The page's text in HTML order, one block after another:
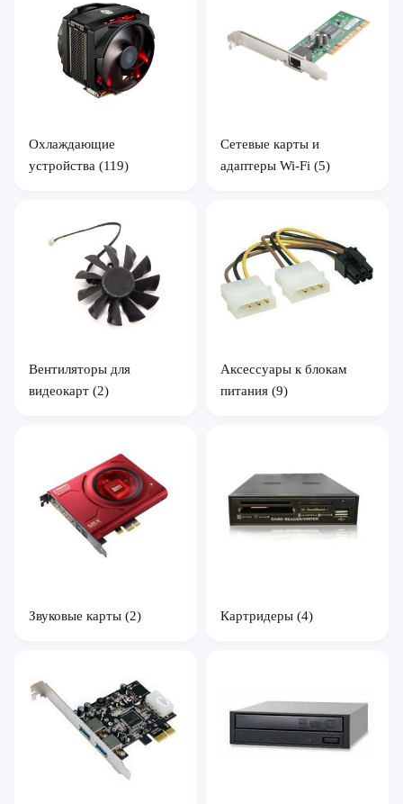
Охлаждающие
устройства (119)
Сетевые карты и
адаптеры Wi-Fi (5)
Вентиляторы для
видеокарт (2)
Аксессуары к блокам
питания (9)
Звуковые карты (2) Картридеры (4)